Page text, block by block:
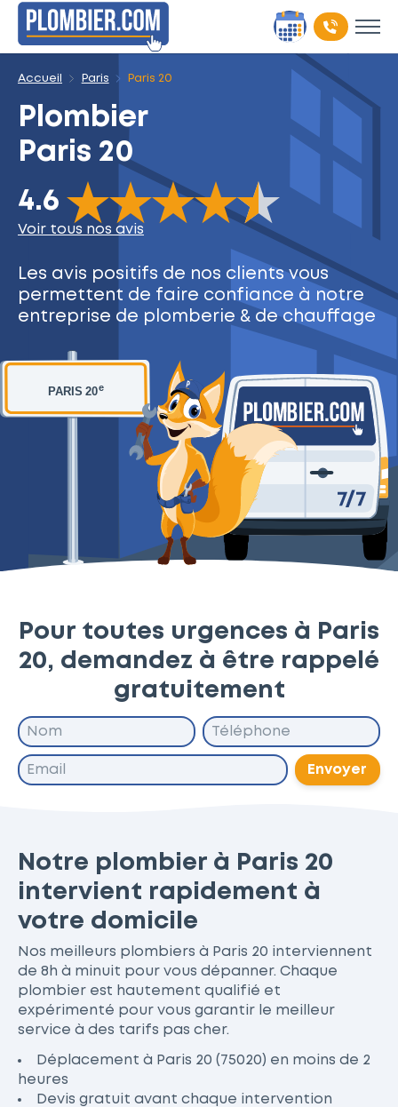
Accueil Paris Paris 20
Plombier
Paris 20
4.6
The rating of this product is 4.6out of 5
Voir tous nos avis
Les avis positifs de nos clientsvous
permettent de faire confiance à notre
entreprise de plomberie & de chauffage
PARIS 20e
Pour toutes urgences à Paris
20, demandez à être rappelé
gratuitement
Envoyer
Notre plombier à Paris 20
intervient rapidement à
votre domicile
Nos meilleurs plombiers à Paris 20 interviennent
de 8h à minuit pour vous dépanner. Chaque
plombier est hautement qualifié et
expérimenté pour vous garantir le meilleur
service à des tarifs pas cher.
Déplacement à Paris 20 (75020) en moins de 2
heures
Devis gratuit avant chaque intervention